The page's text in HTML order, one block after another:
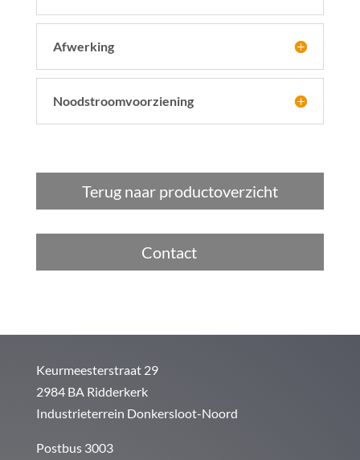
Afwerking
Noodstroomvoorziening
Terug naar productoverzicht
Contact
Keurmeesterstraat 29
2984 BA Ridderkerk
Industrieterrein Donkersloot-Noord
Postbus 3003